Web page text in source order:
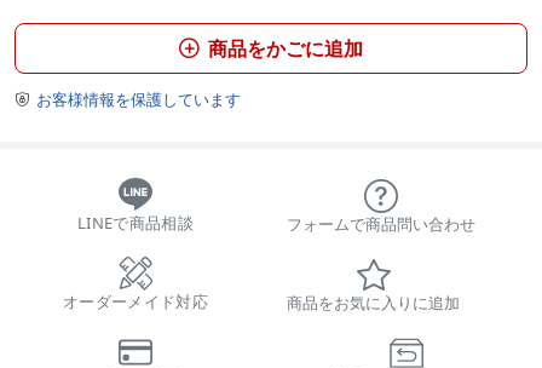
 商品をかごに追加
 お客様情報を保護しています
LINEで商品相談 フォームで商品問い合わせ
オーダーメイド対応 商品をお気に入りに追加